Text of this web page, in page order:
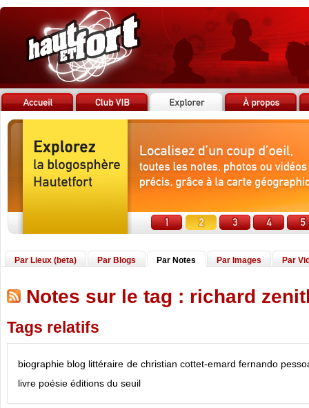
Par Lieux (beta) Par Blogs Par Notes Par Images Par
Notes sur le tag : richard
Tags relatifs
biographie blog littéraire de christian cottet-emard fernando
livre poésie éditions du seuil